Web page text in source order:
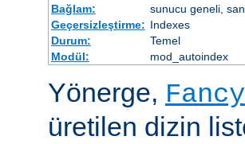
Bağlam:
sunucu geneli,
Geçersizleştirme: Indexes
Durum:
Temel
Modül:
mod_autoindex
Yönerge,
üretilen dizin